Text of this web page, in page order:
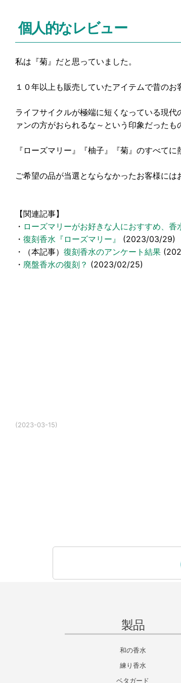
個人的なレビュー
私は『菊』だと思っていました。
１０年以上も販売していたアイテムで昔のお
ライフサイクルが極端に短くなっている現
ァンの方がおられるな～という印象だったも
『ローズマリー』『柚子』『菊』のすべて
ご希望の品が当選とならなかったお客様には
【関連記事】
・ ローズマリーがお好きな人におすすめ、香
・ 復刻香水『ローズマリー』
(2023/03/29)
・（本記事） 復刻香水のアンケート結果
・ 廃盤香水の復刻？ (2023/02/25)
(2023-03-15)
製品
和の香水
練り香水
ベタガード